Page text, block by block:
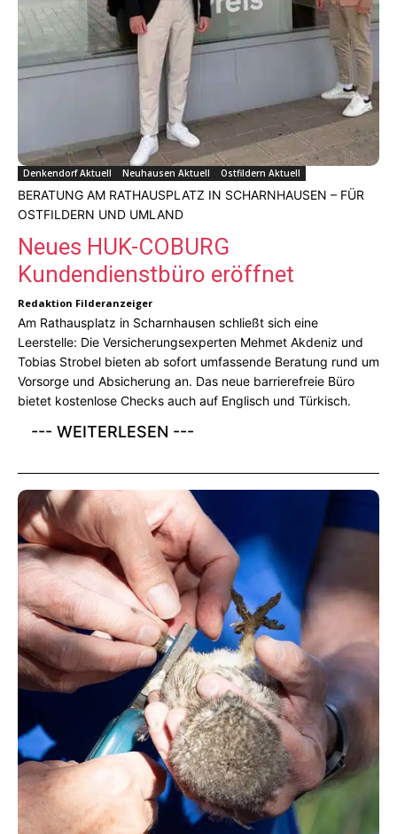
Denkendorf Aktuell Neuhausen Aktuell Ostfildern Aktuell
BERATUNG AM RATHAUSPLATZ IN SCHARNHAUSEN – FÜR
OSTFILDERN UND UMLAND
Neues HUK-COBURG
Kundendienstbüro eröffnet
Redaktion Filderanzeiger
Am Rathausplatz in Scharnhausen schließt sich eine
Leerstelle: Die Versicherungsexperten Mehmet Akdeniz und
Tobias Strobel bieten ab sofort umfassende Beratung rund um
Vorsorge und Absicherung an. Das neue barrierefreie Büro
bietet kostenlose Checks auch auf Englisch und Türkisch.
--- WEITERLESEN ---